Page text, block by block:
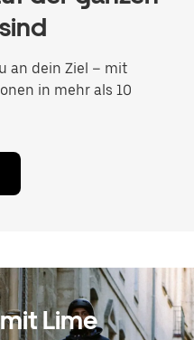
an dein Ziel – mit
in mehr als 10
Lime